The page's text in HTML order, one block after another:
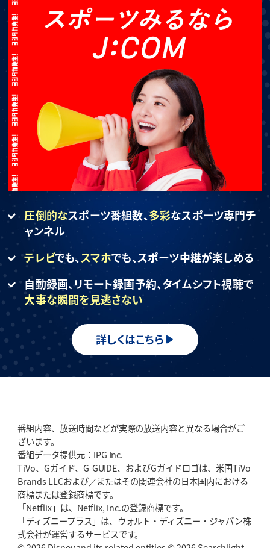
圧倒的なスポーツ番組数、多彩なスポーツ専門チ
ャンネル
テレビでも、スマホでも、スポーツ中継が楽しめる
自動録画、リモート録画予約、タイムシフト視聴で
大事な瞬間を見逃さない
詳しくはこちら
番組内容、放送時間などが実際の放送内容と異なる場合がご
ざいます。
番組データ提供元：IPG Inc.
TiVo、Gガイド、G-GUIDE、およびGガイドロゴは、米国TiVo
Brands LLCおよび／またはその関連会社の日本国内における
商標または登録商標です。
「Netflix」は、Netflix, Inc.の登録商標です。
「ディズニープラス」は、ウォルト・ディズニー・ジャパン株
式会社が運営するサービスです。